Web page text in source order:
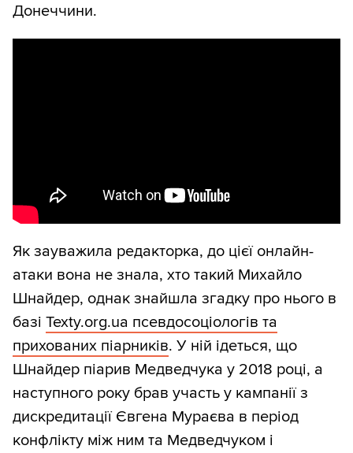
Донеччини.
Як зауважила редакторка, до цієї онлайн-
атаки вона не знала, хто такий Михайло
Шнайдер, однак знайшла згадку про нього в
базі Texty.org.ua псевдосоціологів та
прихованих піарників. У ній ідеться, що
Шнайдер піарив Медведчука у 2018 році, а
наступного року брав участь у кампанії з
дискредитації Євгена Мураєва в період
конфлікту між ним та Медведчуком і